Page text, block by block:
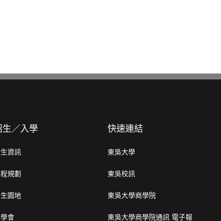
生／入學
資訊
規劃
園地
會
快速連結
東吳大學
東吳校訊
東吳大學商學院
東吳大學商學院通訊 電子報